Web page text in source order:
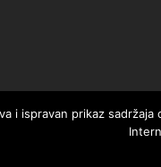
i ispravan prikaz